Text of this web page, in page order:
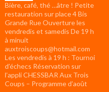
Bière, café, thé …âtre ! Petite
restauration sur place 4 Bis
Grande Rue Ouverture les
vendredis et samedis De 19 h
à minuit
auxtroiscoups@hotmail.com
Les vendredis à 19 h : Tournoi
d’échecs Réservation sur
l’appli CHESSBAR Aux Trois
Coups – Programme d’août